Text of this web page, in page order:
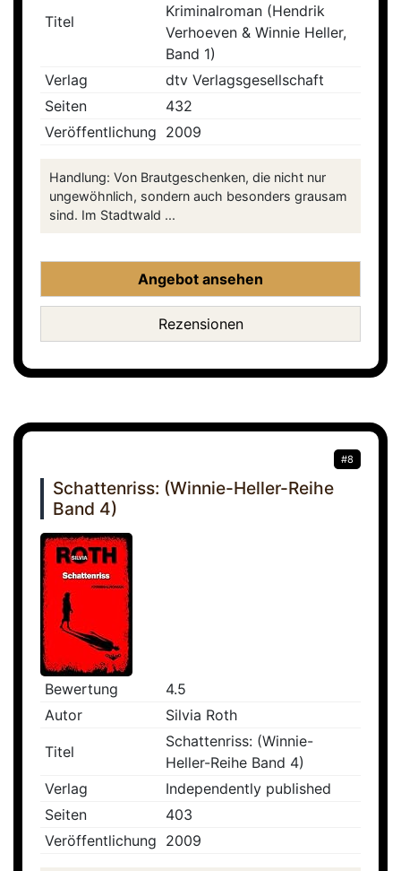
Titel
Kriminalroman (Hendrik
Verhoeven & Winnie Heller,
Band 1)
Verlag
dtv Verlagsgesellschaft
Seiten
432
Veröffentlichung 2009
Handlung: Von Brautgeschenken, die nicht nur
ungewöhnlich, sondern auch besonders grausam
sind. Im Stadtwald ...
Angebot ansehen
Rezensionen
#8
Schattenriss: (Winnie-Heller-Reihe
Band 4)
Bewertung
4.5
Autor
Silvia Roth
Titel
Schattenriss: (Winnie-
Heller-Reihe Band 4)
Verlag
Independently published
Seiten
403
Veröffentlichung 2009